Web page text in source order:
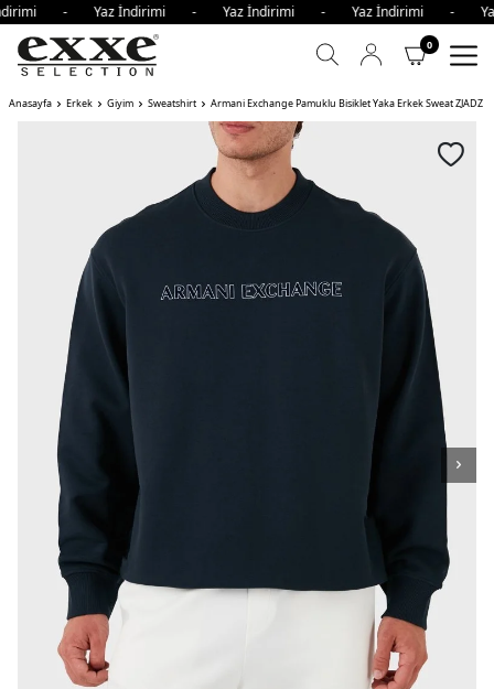
- Yaz İndirimi - Yaz İndirimi - Yaz İndirimi
0
Anasayfa Erkek Giyim Sweatshirt Armani Exchange Pamuklu Bisiklet Yaka Erkek Sweat ZJADZ